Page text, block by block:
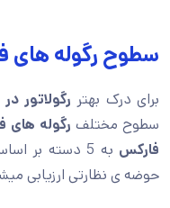
سطوح رگوله های
برای درک بهتر رگولاتور
سطوح مختلف رگوله های
فارکس
به 5 دسته بر
حوضه ی نظارتی ارزیابی